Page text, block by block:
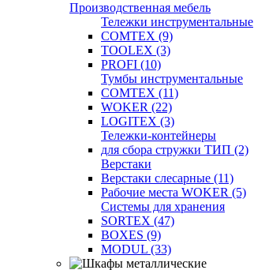
Производственная мебель
Тележки инструментальные
COMTEX (9)
TOOLEX (3)
PROFI (10)
Тумбы инструментальные
COMTEX (11)
WOKER (22)
LOGITEX (3)
Тележки-контейнеры
для сбора стружки ТИП (2)
Верстаки
Верстаки слесарные (11)
Рабочие места WOKER (5)
Системы для хранения
SORTEX (47)
BOXES (9)
MODUL (33)